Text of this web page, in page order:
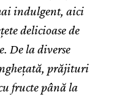
indulgent, aici
delicioase de
De la diverse
prăjituri
fructe până la